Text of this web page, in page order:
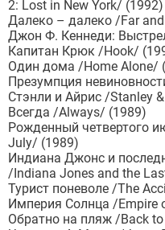
2: Lost in New York/ (1992)
Далеко – далеко /Far
Джон Ф. Кеннеди:
Капитан Крюк /Hook/
Один дома /Home Alone/
Презумпция
Стэнли и Айрис /Stanley
Всегда /Always/ (1989)
Рожденный четвертого
July/ (1989)
Индиана Джонс и
/Indiana Jones and the
Турист поневоле /The
Империя Солнца /Empire
Обратно на пляж /Back